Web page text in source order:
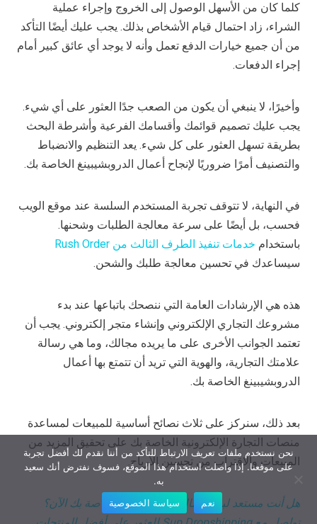
كلما كان من الأسهل الوصول إلى الخروج وإجراء عملية
الشراء، زاد احتمال قيام الأشخاص بذلك. يجب عليك أيضًا التأكد
من أن جميع خيارات الدفع تعمل وأنه لا يوجد أي عائق كبير أمام
إجراء الدفعات.
وأخيرًا، لا ينبغي أن يكون من الصعب جدًا العثور على أي شيء.
يجب عليك تصميم قوائمك وأقسامك الفرعية وأشرطة البحث
بطريقة تسهل العثور على كل شيء. يعد التنظيم والانضباط
والتصنيف أمرًا ضروريًا لإنجاح أعمال الدروبشيبينغ الخاصة بك.
في النهاية، لا تتوقف تجربة المستخدم السلسة عند موقع الويب
فحسب، بل أيضًا على سرعة معالجة الطلبات وشحنها.
باستخدام خدمات تنفيذ الطرف الثالث من Rush Order
سيساعدك في تحسين معالجة طلبك والشحن.
هذه هي الإرشادات العامة التي ننصحك باتباعها عند بدء
مشروعك التجاري الإلكتروني وإنشاء متجر إلكتروني. يجب أن
تعتمد الجوانب الأخرى على ما يريده مجالك، وما هي رسالة
علامتك التجارية، والهوية التي تريد أن تتمتع بها أعمال
الدروبشيبينغ الخاصة بك.
بعد ذلك، سنركز على ثلاث نصائح أساسية للمبيعات لمساعدة
منصات التجارة الإلكترونية الخاصة بك على تحقيق المزيد من
المبيعات والاقتراب من تحسين الأرباح.
هل أنت مستعد لبدء أعمال الدروبشيبينغ الخاصة بك الآن؟
نحن نستخدم ملفات تعريف الارتباط للتأكد من أننا نقدم لك أفضل تجربة
على موقعنا. إذا واصلت استخدام هذا الموقع، فسوف نفترض أنك سعيد
به.
نعم
سياسة الخصوصية